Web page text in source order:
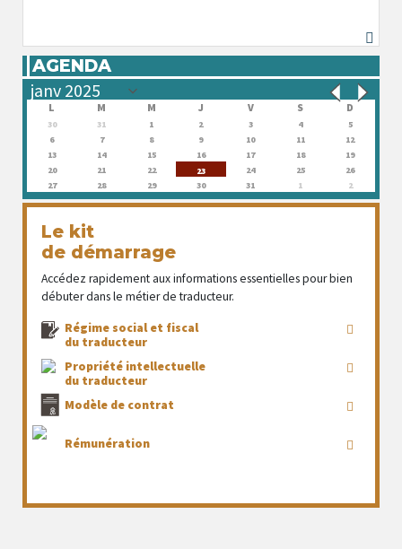
AGENDA
L M M J V S D
30 31 1 2 3 4
5
6
7 8 9 10 11
12
13
14 15 16 17 18
19
20
21 22 23 24 25
26
27
28 29 30 31 1 2
Le kit
de démarrage
Accédez rapidement aux informations essentielles pour bien
débuter dans le métier de traducteur.
Régime social et fiscal
du traducteur
Propriété intellectuelle
du traducteur
Modèle de contrat
Rémunération